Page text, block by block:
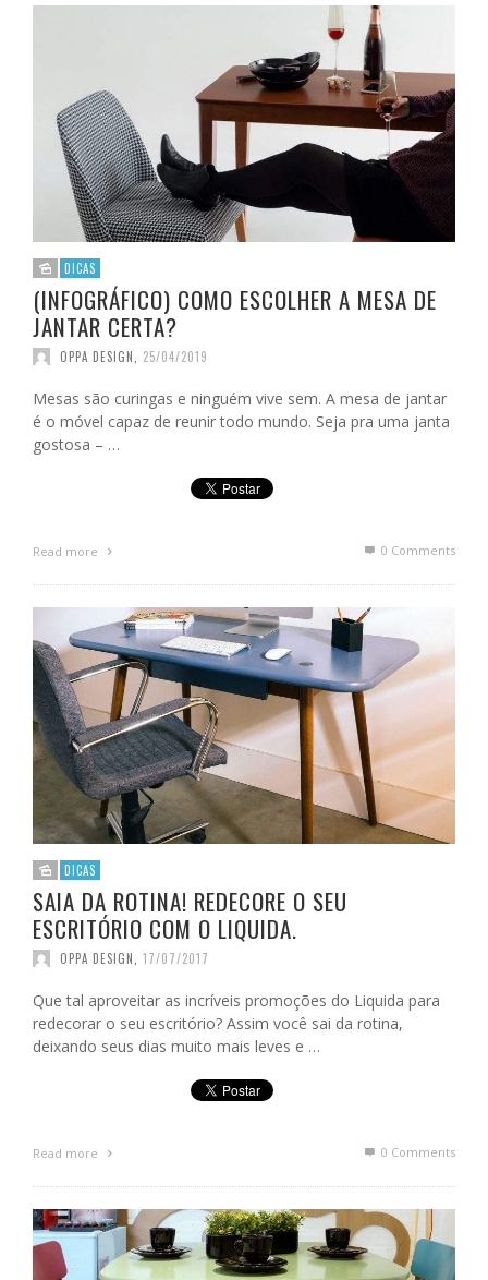
DICAS
(INFOGRÁFICO) COMO ESCOLHER A MESA DE
JANTAR CERTA?
OPPA DESIGN 25/04/2019
Mesas são curingas e ninguém vive sem. A mesa de jantar
é o móvel capaz de reunir todo mundo. Seja pra uma janta
gostosa – …
Read more 0 Comments
DICAS
SAIA DA ROTINA! REDECORE O SEU
ESCRITÓRIO COM O LIQUIDA.
OPPA DESIGN 17/07/2017
Que tal aproveitar as incríveis promoções do Liquida para
redecorar o seu escritório? Assim você sai da rotina,
deixando seus dias muito mais leves e …
Read more 0 Comments